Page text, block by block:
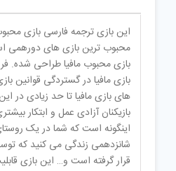
محبوب ترین بازی های دورهمی
بازی محبوب مافیا طراحی شده.
بازی مافیا در گستردگی
های بازی مافیا تا حد زیادی در
بازیکنان آزادی عمل و ابتکار
اینگونه است که شما در یک
شانزدهمی زندگی می کنید که